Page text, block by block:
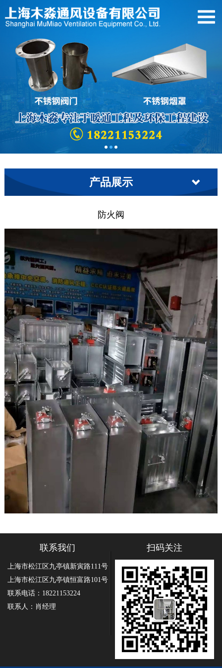
产品展示
防火阀
联系我们
上海市松江区九亭镇新寅路111号
上海市松江区九亭镇恒富路101号
联系电话：18221153224
联系人：肖经理
扫码关注